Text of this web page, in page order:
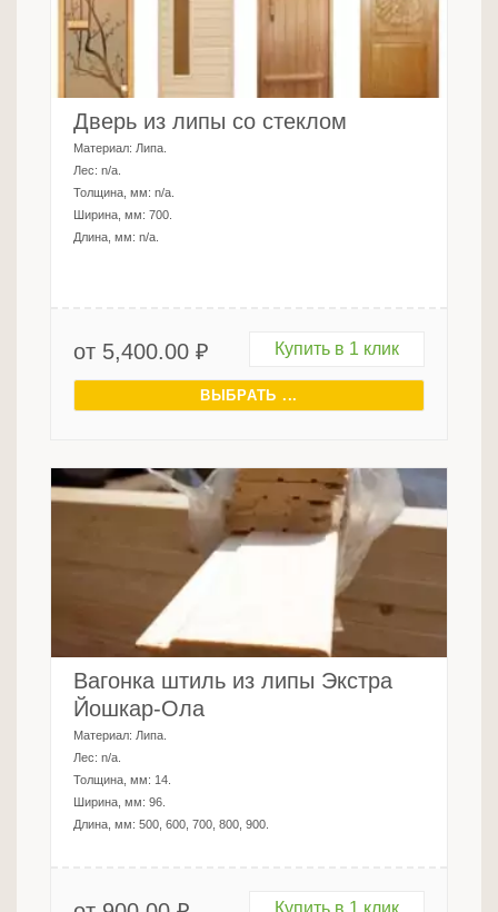
Дверь из липы со стеклом
Материал: Липа.
Лес: n/a.
Толщина, мм: n/a.
Ширина, мм: 700.
Длина, мм: n/a.
от 5,400.00 ₽ Купить в 1 клик
ВЫБРАТЬ ...
Вагонка штиль из липы Экстра
Йошкар-Ола
Материал: Липа.
Лес: n/a.
Толщина, мм: 14.
Ширина, мм: 96.
Длина, мм: 500, 600, 700, 800, 900.